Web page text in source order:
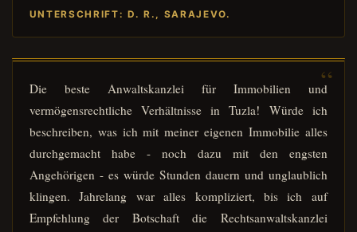
UNTERSCHRIFT: D. R., SARAJEVO.
Die beste Anwaltskanzlei für Immobilien und
vermögensrechtliche Verhältnisse in Tuzla! Würde ich
beschreiben, was ich mit meiner eigenen Immobilie alles
durchgemacht habe - noch dazu mit den engsten
Angehörigen - es würde Stunden dauern und unglaublich
klingen. Jahrelang war alles kompliziert, bis ich auf
Empfehlung der Botschaft die Rechtsanwaltskanzlei